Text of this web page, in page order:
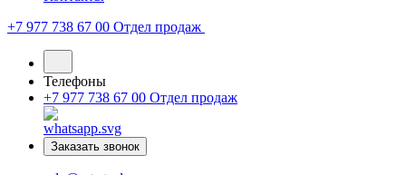
+7 977 738 67 00 Отдел продаж
Телефоны
+7 977 738 67 00 Отдел продаж
Заказать звонок